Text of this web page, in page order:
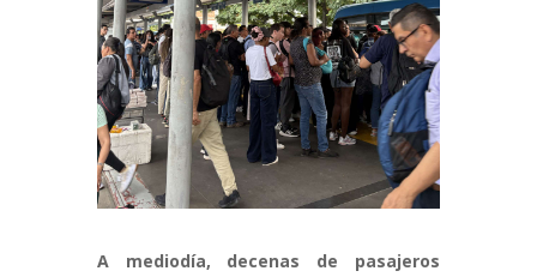
A mediodía, decenas de pasajeros